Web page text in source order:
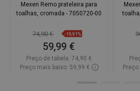
Mexen Remo prateleira para
toalhas, cromada - 7050720-00
74,90 € -19,91%
59,99 €
Preço de tabela: 74,90 €
Preço mais baixo: 59,99 €